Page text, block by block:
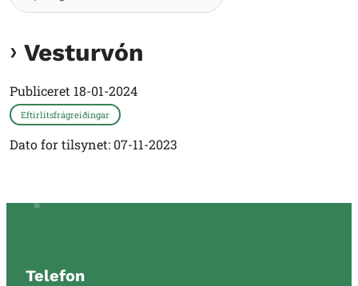
Vesturvón
Publiceret 18-01-2024
Eftirlitsfrágreiðingar
Dato for tilsynet: 07-11-2023
Telefon